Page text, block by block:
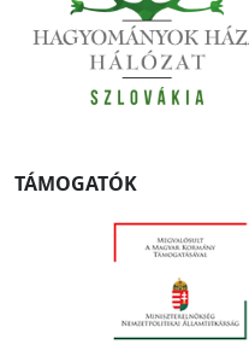
TÁMOGATÓK